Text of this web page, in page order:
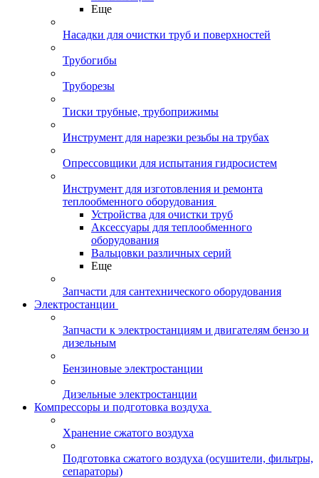
Еще
Насадки для очистки труб и поверхностей
Трубогибы
Труборезы
Тиски трубные, трубоприжимы
Инструмент для нарезки резьбы на трубах
Опрессовщики для испытания гидросистем
Инструмент для изготовления и ремонта
теплообменного оборудования
Устройства для очистки труб
Аксессуары для теплообменного
оборудования
Вальцовки различных серий
Еще
Запчасти для сантехнического оборудования
Электростанции
Запчасти к электростанциям и двигателям бензо и
дизельным
Бензиновые электростанции
Дизельные электростанции
Компрессоры и подготовка воздуха
Хранение сжатого воздуха
Подготовка сжатого воздуха (осушители, фильтры,
сепараторы)